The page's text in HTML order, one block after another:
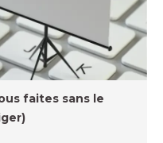
faites sans le